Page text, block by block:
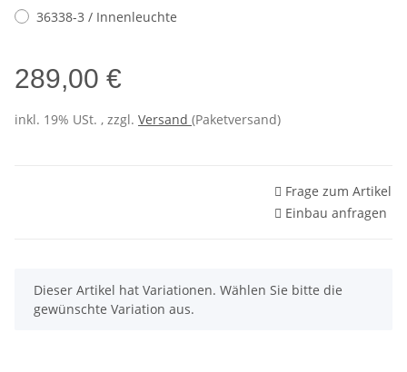
36338-3 / Innenleuchte
289,00 €
inkl. 19% USt. , zzgl. Versand (Paketversand)
Frage zum Artikel
Einbau anfragen
x
Dieser Artikel hat Variationen. Wählen Sie bitte die
gewünschte Variation aus.